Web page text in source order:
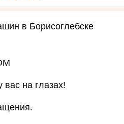
в Борисоглебске
вас на глазах!